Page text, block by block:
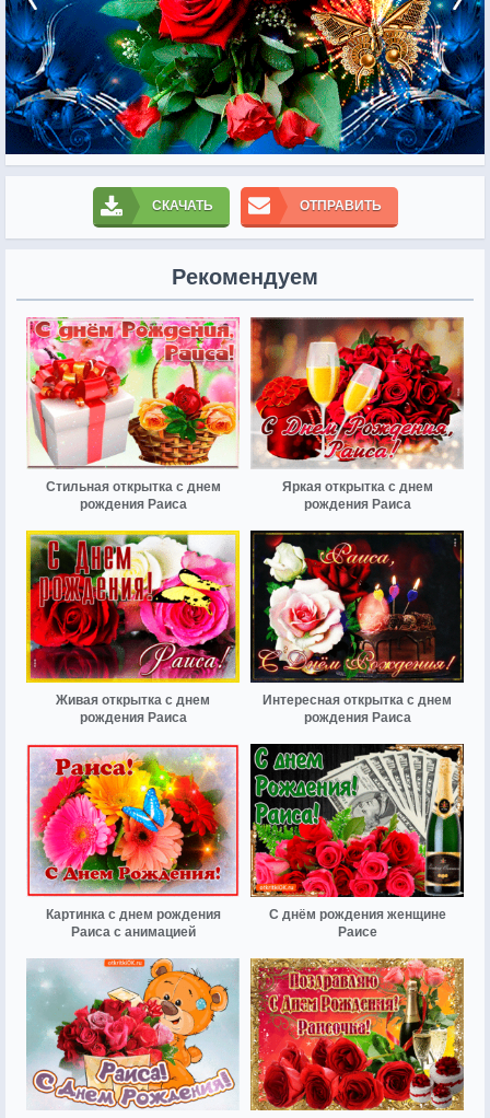
СКАЧАТЬ ОТПРАВИТЬ
Рекомендуем
Стильная открытка с днем
рождения Раиса
Яркая открытка с днем
рождения Раиса
Живая открытка с днем
рождения Раиса
Интересная открытка с днем
рождения Раиса
Картинка с днем рождения
Раиса с анимацией
С днём рождения женщине
Раисе